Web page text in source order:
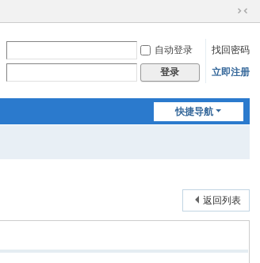
切
到
窄
自动登录
找回密码
登录 立即注册
快捷导航
返回列表